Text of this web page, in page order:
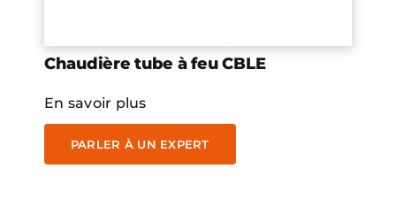
Chaudière tube à feu CBLE
En savoir plus
PARLER À UN EXPERT